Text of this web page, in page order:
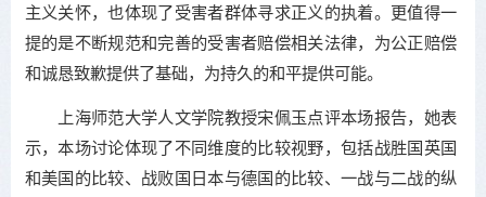
主义关怀，也体现了受害者群体寻求正义的执着。更值得一
提的是不断规范和完善的受害者赔偿相关法律，为公正赔偿
和诚恳致歉提供了基础，为持久的和平提供可能。
上海师范大学人文学院教授宋佩玉点评本场报告，她表
示，本场讨论体现了不同维度的比较视野，包括战胜国英国
和美国的比较、战败国日本与德国的比较、一战与二战的纵